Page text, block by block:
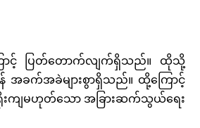
ကြောင့် ပြတ်တောက်လျက်ရှိသည်။ ထိုသို့
ခက်အခဲများစွာရှိသည်။ ထို့ကြောင့်
းကျမဟုတ်သော အခြားဆက်သွယ်ရေး